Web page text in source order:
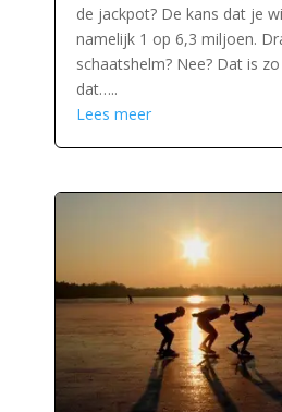
de jackpot? De kans dat je
namelijk 1 op 6,3 miljoen.
schaatshelm? Nee? Dat is
dat…..
Lees meer